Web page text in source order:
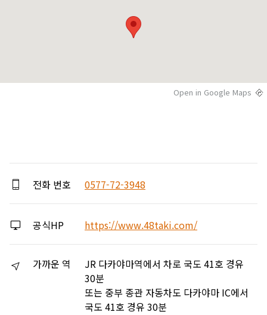
Open in Google Maps
전화 번호 0577-72-3948
공식HP https://www.48taki.com/
가까운 역
JR 다카야마역에서 차로 국도 41호 경유
30분
또는 중부 종관 자동차도 다카야마 IC에서
국도 41호 경유 30분